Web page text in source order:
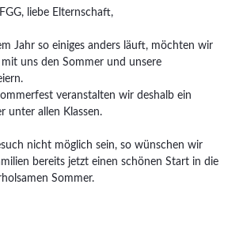
liebe Elternschaft,
Jahr so einiges anders läuft, möchten wir
mit uns den Sommer und unsere
veranstalten wir deshalb ein
unter allen Klassen.
nicht möglich sein, so wünschen wir
bereits jetzt einen schönen Start in die
Sommer.